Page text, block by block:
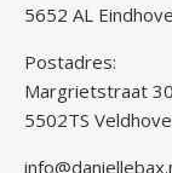
5652 AL
Postadres:
Margrietstraat 30
5502TS